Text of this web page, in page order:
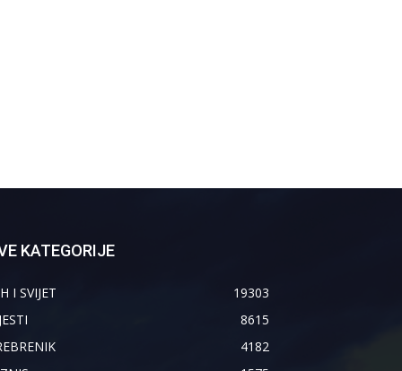
KATEGORIJE
I SVIJET
19303
8615
4182